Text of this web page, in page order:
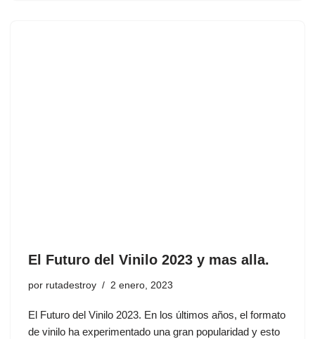
El Futuro del Vinilo 2023 y mas alla.
por rutadestroy 2 enero, 2023
El Futuro del Vinilo 2023. En los últimos años, el formato
de vinilo ha experimentado una gran popularidad y esto